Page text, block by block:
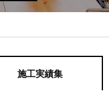
施工実績集